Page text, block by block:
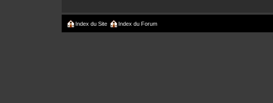
Index du Site Index du Forum